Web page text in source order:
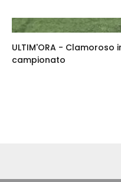
ULTIM'ORA - Clamoroso
campionato